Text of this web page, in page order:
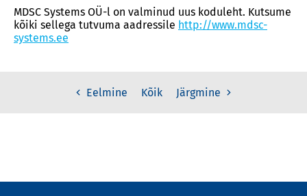
MDSC Systems OÜ-l on valminud uus koduleht. Kutsume
kõiki sellega tutvuma aadressile http://www.mdsc-
systems.ee
Eelmine Kõik Järgmine